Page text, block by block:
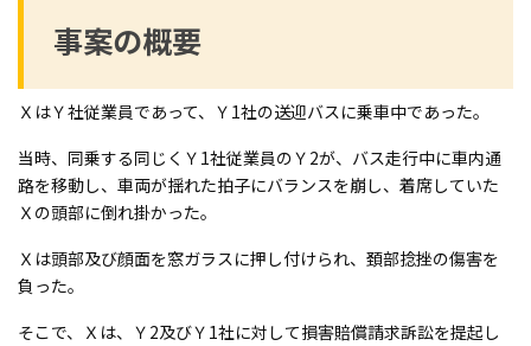
事案の概要
ＸはＹ社従業員であって、Ｙ1社の送迎バスに乗車中であった。
当時、同乗する同じくＹ1社従業員のＹ2が、バス走行中に車内通
路を移動し、車両が揺れた拍子にバランスを崩し、着席していた
Ｘの頭部に倒れ掛かった。
Ｘは頭部及び顔面を窓ガラスに押し付けられ、頚部捻挫の傷害を
負った。
そこで、Ｘは、Ｙ2及びＹ1社に対して損害賠償請求訴訟を提起し